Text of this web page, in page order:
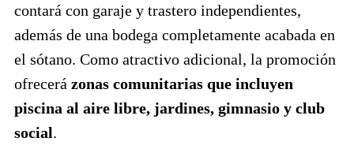
contará con garaje y trastero independientes,
además de una bodega completamente acabada en
el sótano. Como atractivo adicional, la promoción
ofrecerá zonas comunitarias que incluyen
piscina al aire libre, jardines, gimnasio y club
social.